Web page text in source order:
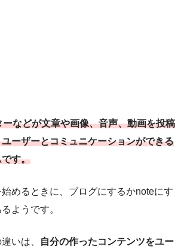
などが文章や画像、音声、動画を投稿
ーザーとコミュニケーションができる
す。
めるときに、ブログにするかnoteにす
ようです。
いは、
自分の作ったコンテンツをユー